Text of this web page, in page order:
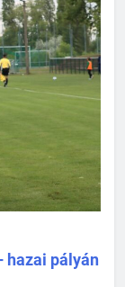
hazai pályán